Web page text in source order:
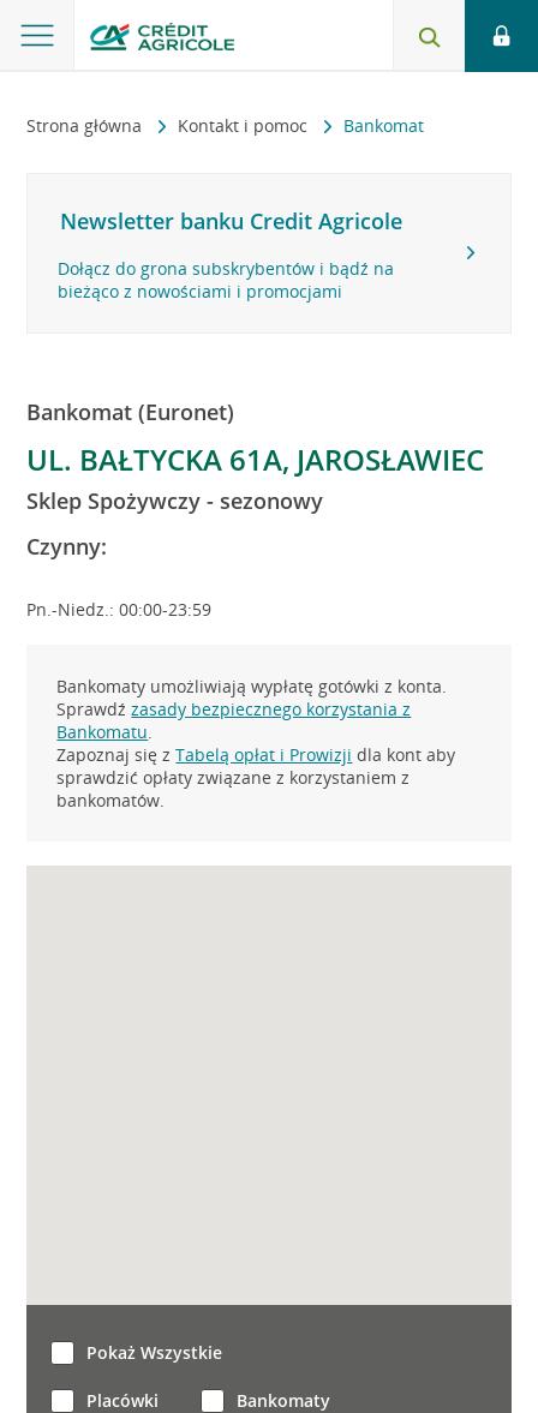
Strona główna Kontakt i pomoc Bankomat
Newsletter banku Credit Agricole
Dołącz do grona subskrybentów i bądź na
bieżąco z nowościami i promocjami
Bankomat (Euronet)
UL. BAŁTYCKA 61A, JAROSŁAWIEC
Sklep Spożywczy - sezonowy
Czynny:
Pn.-Niedz.: 00:00-23:59
Bankomaty umożliwiają wypłatę gotówki z konta.
Sprawdźzasady bezpiecznego korzystania z
Bankomatu.
Zapoznaj się zTabelą opłat i Prowizji dla kont aby
sprawdzić opłaty związane z korzystaniem z
bankomatów.
Pokaż Wszystkie
Placówki Bankomaty